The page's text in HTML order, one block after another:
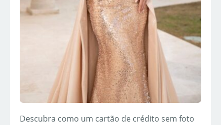
Descubra como um cartão de crédito sem foto